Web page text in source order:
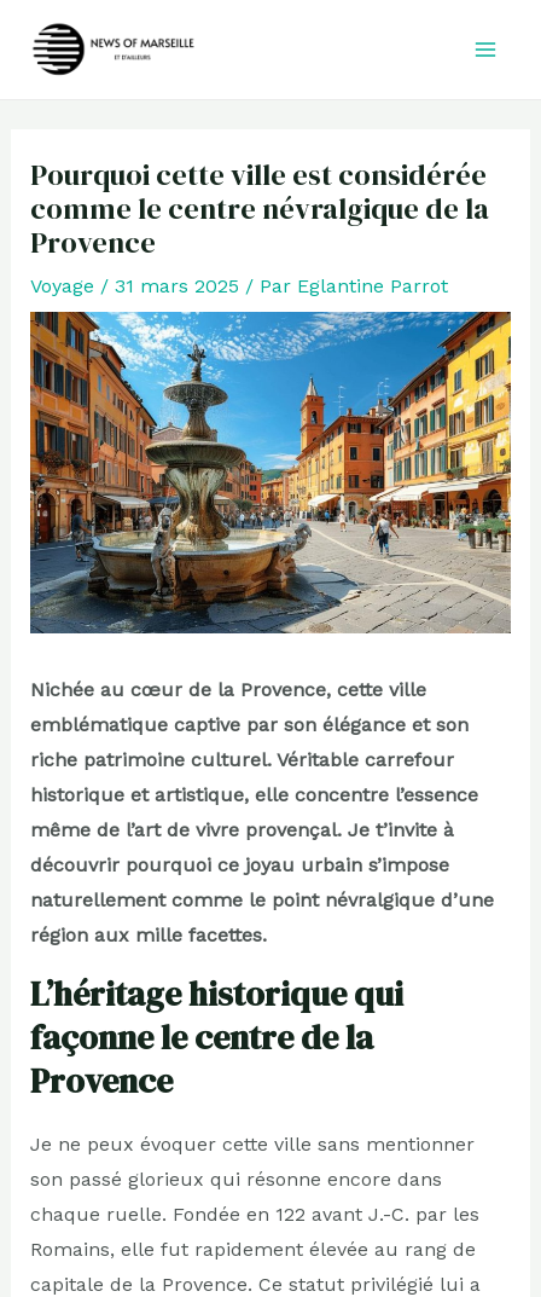
Pourquoi cette ville est considérée
comme le centre névralgique de la
Provence
Voyage / 31 mars 2025 / Par Eglantine Parrot
Nichée au cœur de la Provence, cette ville
emblématique captive par son élégance et son
riche patrimoine culturel. Véritable carrefour
historique et artistique, elle concentre l’essence
même de l’art de vivre provençal. Je t’invite à
découvrir pourquoi ce joyau urbain s’impose
naturellement comme le point névralgique d’une
région aux mille facettes.
L’héritage historique qui
façonne le centre de la
Provence
Je ne peux évoquer cette ville sans mentionner
son passé glorieux qui résonne encore dans
chaque ruelle. Fondée en 122 avant J.-C. par les
Romains, elle fut rapidement élevée au rang de
capitale de la Provence. Ce statut privilégié lui a